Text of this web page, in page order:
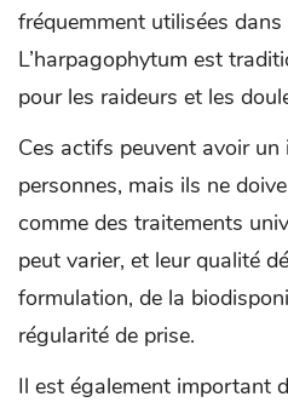
fréquemment utilisées
L’harpagophytum est
pour les raideurs et les
Ces actifs peuvent avoir
personnes, mais ils ne
comme des traitements
peut varier, et leur qualité
formulation, de la
régularité de prise.
Il est également important